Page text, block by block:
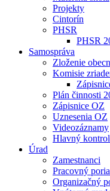
Projekty
Cintorín
PHSR
PHSR
Samospráva
Zloženie
Komisie
Plán činnosti
Zápisnice OZ
Uznesenia OZ
Videozáznamy
Hlavný
Úrad
Zamestnanci
Pracovný
Organizačný